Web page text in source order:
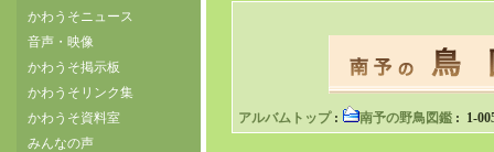
かわうそニュース
音声・映像
かわうそ掲示板
かわうそリンク集
かわうそ資料室
みんなの声
アルバムトップ: 南予の野鳥図鑑 : 1-